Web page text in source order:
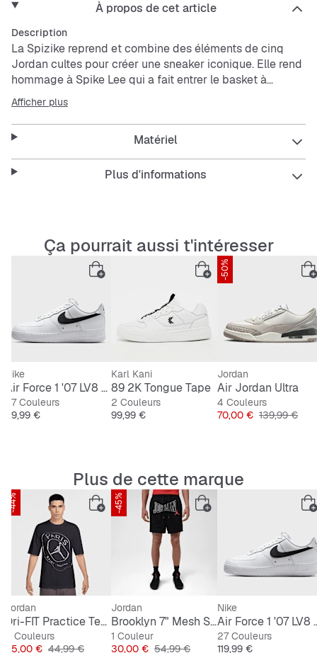
À propos de cet article
Description
La Spizike reprend et combine des éléments de cinq
Jordan cultes pour créer une sneaker iconique. Elle rend
hommage à Spike Lee qui a fait entrer le basket à
Hollywood par la grande porte. Le résultat ? Une sneaker
stylée chargée d'histoire. Que demander de plus ? Ça te
tente ?
Empeigne en cuir véritable et synthétique et tissu pour
une meilleure résistance.
Afficher plus
Matériel
Plus d'informations
Ça pourrait aussi t'intéresser
Nike
Air Force 1 '07 LV8 Tech
27 Couleurs
Prix
119,99 €
Karl Kani
89 2K Tongue Tape
2 Couleurs
Prix
99,99 €
-50%
Jordan
Air Jordan Ultra
4 Couleurs
Prix
70,00 € Prix original
139,99 €
Plus de cette marque
-44%
Jordan
Dri-FIT Practice Tee PSG
2 Couleurs
Prix
25,00 € Prix original
44,99 €
-45%
Jordan
Brooklyn 7" Mesh Shorts
1 Couleur
Prix
30,00 € Prix original
54,99 €
Nike
Air
27 Couleurs
Prix
119,99 €